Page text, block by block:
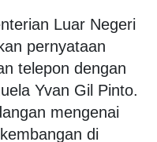
Luar Negeri
pernyataan
telepon dengan
Yvan Gil Pinto.
mengenai
di